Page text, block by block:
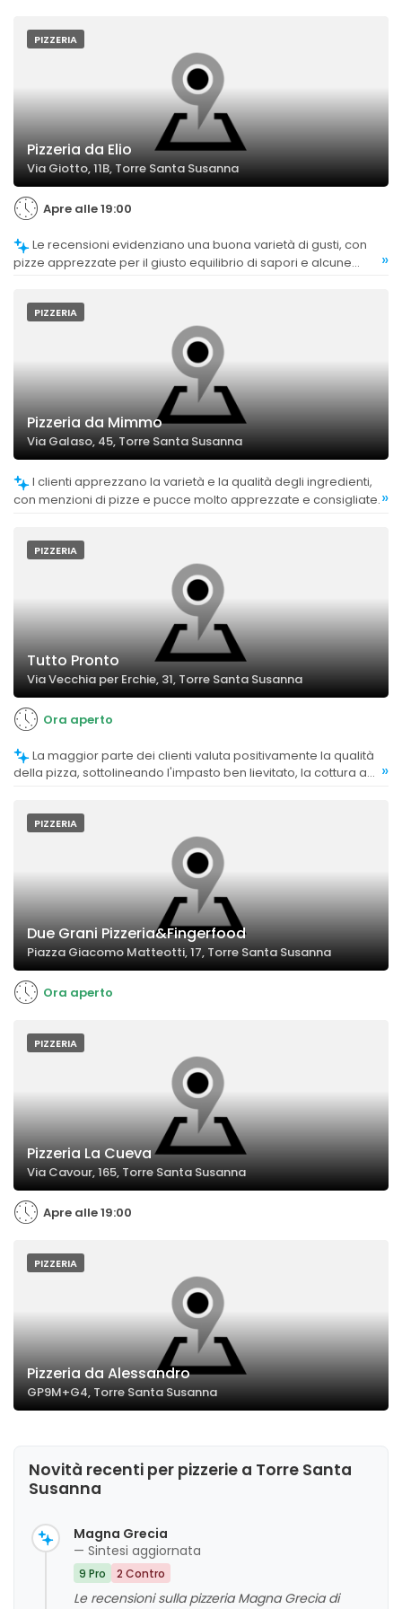
PIZZERIA
Pizzeria da Elio
Via Giotto, 11B, Torre Santa Susanna
Apre alle 19:00
pizze apprezzate per il giusto equilibrio di sapori e alcune
»
PIZZERIA
Pizzeria da Mimmo
Via Galaso, 45, Torre Santa Susanna
con menzioni di pizze e pucce molto apprezzate e consigliate.»
PIZZERIA
Tutto Pronto
Via Vecchia per Erchie, 31, Torre Santa Susanna
Ora aperto
della pizza, sottolineando l'impasto ben lievitato, la cottura a
»
PIZZERIA
Due Grani Pizzeria&Fingerfood
Piazza Giacomo Matteotti, 17, Torre Santa Susanna
Ora aperto
PIZZERIA
Pizzeria La Cueva
Via Cavour, 165, Torre Santa Susanna
Apre alle 19:00
PIZZERIA
Pizzeria da Alessandro
GP9M+G4, Torre Santa Susanna
Novità recenti per pizzerie a Torre Santa
Susanna
Magna Grecia
— Sintesi aggiornata
9 Pro 2 Contro
Le recensioni sulla pizzeria Magna Grecia di